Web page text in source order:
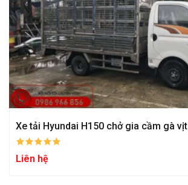
Xe tải Hyundai H150 chở gia cầm gà vịt
Liên hệ